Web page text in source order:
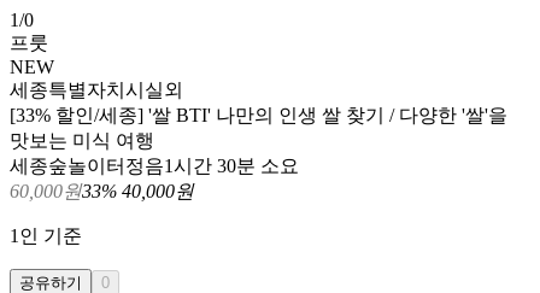
1/0
프룻
NEW
세종특별자치시 실외
[33% 할인/세종] '쌀 BTI' 나만의 인생 쌀 찾기 / 다양한 '쌀'을
맛보는 미식 여행
세종숲놀이터정음1시간 30분 소요
60,000원33% 40,000원
1 인 기준
공유하기 0